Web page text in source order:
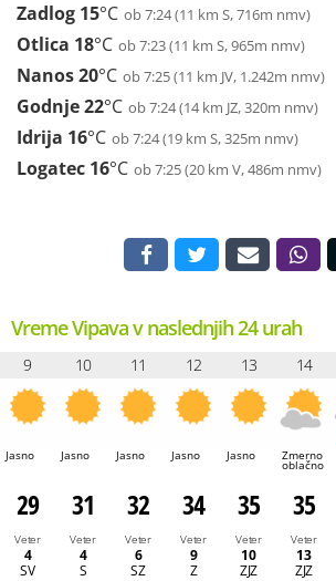
Zadlog 15°C ob 7:24 (11 km S, 716m nmv)
Otlica 18°C ob 7:23 (11 km S, 965m nmv)
Nanos20°C ob 7:25 (11 km JV, 1.242m nmv)
Godnje22°C ob 7:24 (14 km JZ, 320m nmv)
Idrija 16°C ob 7:24 (19 km S, 325m nmv)
Logatec 16°C ob 7:25 (20 km V, 486m nmv)
Vreme Vipava v naslednjih 24 urah
9 10 11 12 13 14
Jasno Jasno Jasno Jasno Jasno Zmerno
oblačno
29 31 32 34 35 35
Veter
4
SV
Veter
4
S
Veter
6
SZ
Veter
9
Z
Veter
10
ZJZ
Veter
13
ZJZ